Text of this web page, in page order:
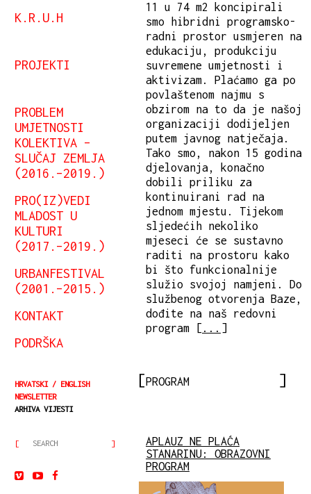
K.R.U.H
PROJEKTI
PROBLEM
UMJETNOSTI
KOLEKTIVA –
SLUČAJ ZEMLJA
(2016.–2019.)
PRO(IZ)VEDI
MLADOST U
KULTURI
(2017.–2019.)
URBANFESTIVAL
(2001.–2015.)
KONTAKT
PODRŠKA
HRVATSKI
ENGLISH
NEWSLETTER
ARHIVA VIJESTI
11 u 74 m2 koncipirali
smo hibridni programsko-
radni prostor usmjeren na
edukaciju, produkciju
suvremene umjetnosti i
aktivizam. Plaćamo ga po
povlaštenom najmu s
obzirom na to da je našoj
organizaciji dodijeljen
putem javnog natječaja.
Tako smo, nakon 15 godina
djelovanja, konačno
dobili priliku za
kontinuirani rad na
jednom mjestu. Tijekom
sljedećih nekoliko
mjeseci će se sustavno
raditi na prostoru kako
bi što funkcionalnije
služio svojoj namjeni. Do
službenog otvorenja Baze,
dođite na naš redovni
program [ ... ]
PROGRAM
APLAUZ NE PLAĆA
STANARINU: OBRAZOVNI
PROGRAM